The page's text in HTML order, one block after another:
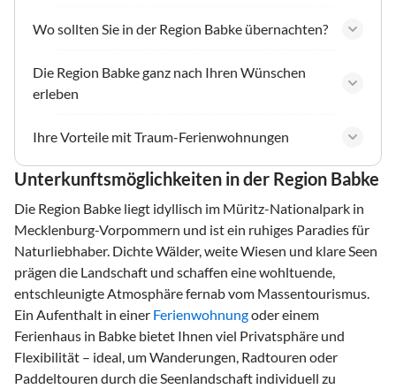
Wo sollten Sie in der Region Babke übernachten?
Die Region Babke ganz nach Ihren Wünschen
erleben
Ihre Vorteile mit Traum-Ferienwohnungen
Unterkunftsmöglichkeiten in der Region Babke
Die Region Babke liegt idyllisch im Müritz-Nationalpark in
Mecklenburg-Vorpommern und ist ein ruhiges Paradies für
Naturliebhaber. Dichte Wälder, weite Wiesen und klare Seen
prägen die Landschaft und schaffen eine wohltuende,
entschleunigte Atmosphäre fernab vom Massentourismus.
Ein Aufenthalt in einer Ferienwohnungoder einem
Ferienhaus in Babke bietet Ihnen viel Privatsphäre und
Flexibilität – ideal, um Wanderungen, Radtouren oder
Paddeltouren durch die Seenlandschaft individuell zu